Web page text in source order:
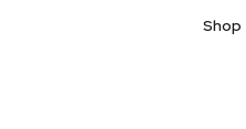
Shop